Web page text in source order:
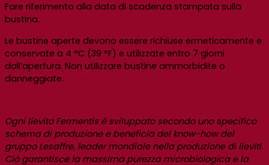
Fare riferimento alla data di scadenza stampata sulla
bustina.
Le bustine aperte devono essere richiuse ermeticamente e
conservate a 4 °C (39 °F) e utilizzate entro 7 giorni
dall’apertura. Non utilizzare bustine ammorbidite o
danneggiate.
Ogni lievito Fermentis è sviluppato secondo uno specifico
schema di produzione e beneficia del know-how del
gruppo Lesaffre, leader mondiale nella produzione di lieviti.
Ciò garantisce la massima purezza microbiologica e la